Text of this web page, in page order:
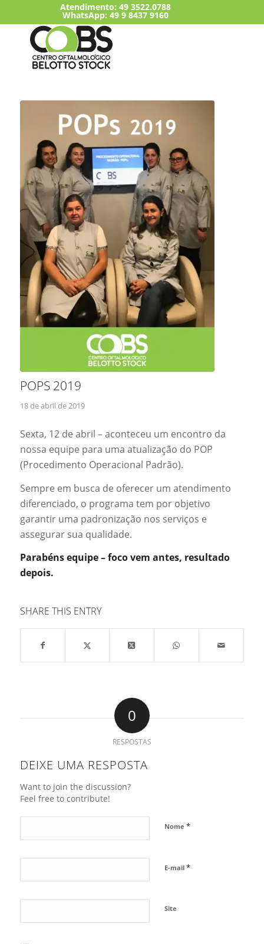
Atendimento:49 3522.0788
WhatsApp: 49 9 8437 9160
POPS 2019
18 de abril de 2019
Sexta, 12 de abril – aconteceu um encontro da
nossa equipe para uma atualização do POP
(Procedimento Operacional Padrão).
Sempre em busca de oferecer um atendimento
diferenciado, o programa tem por objetivo
garantir uma padronização nos serviços e
assegurar sua qualidade.
Parabéns equipe – foco vem antes, resultado
depois.
SHARE THIS ENTRY
0
RESPOSTAS
DEIXE UMA RESPOSTA
Want to join the discussion?
Feel free to contribute!
Nome *
E-mail *
Site